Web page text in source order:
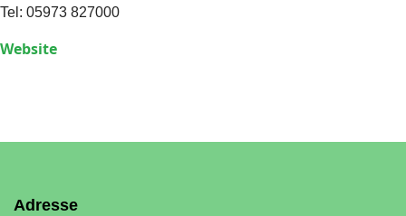
Tel: 05973 827000
Website
Adresse